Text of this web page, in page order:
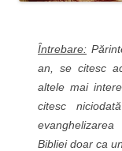
Întrebare:
an, se citesc
altele mai
citesc
Bibliei doar ca